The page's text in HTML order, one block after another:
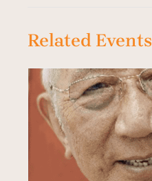
Related Events